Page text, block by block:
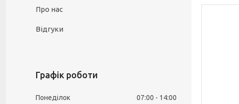
Про нас
Відгуки
Графік роботи
Понеділок 07:00
14:00